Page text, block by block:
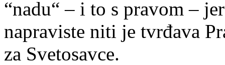
“nadu“ – i to s pravom –
napraviste niti je tvrđava
za Svetosavce.